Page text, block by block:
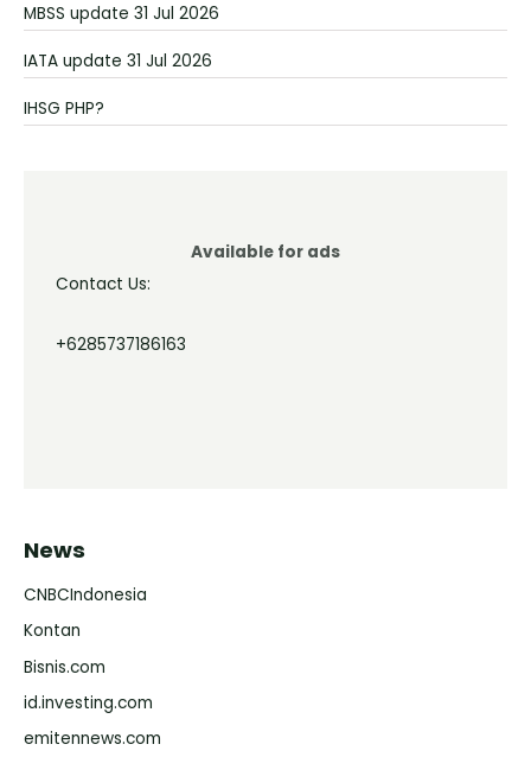
MBSS update 31 Jul 2026
IATA update 31 Jul 2026
IHSG PHP?
Available for ads
Contact Us:
+6285737186163
News
CNBCIndonesia
Kontan
Bisnis.com
id.investing.com
emitennews.com